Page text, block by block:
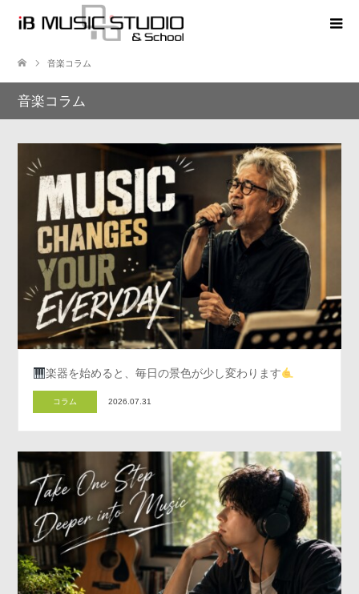
音楽コラム
音楽コラム
楽器を始めると、毎日の景色が少し変わります
コラム 2026.07.31